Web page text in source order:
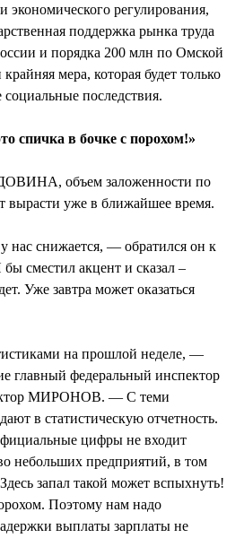
экономического регулирования,
поддержка рынка труда
и порядка 200 млн по Омской
мера, которая будет только
последствия.
спичка в бочке с порохом!»
объем заложенности по
вырасти уже в ближайшее время.
нас снижается, — обратился он к
акцент и сказал –
Уже завтра может оказаться
на прошлой неделе, —
главный федеральный инспектор
МИРОНОВ. — С теми
в статистическую отчетность.
цифры не входит
небольших предприятий, в том
запал такой может вспыхнуть!
Поэтому нам надо
выплаты зарплаты не